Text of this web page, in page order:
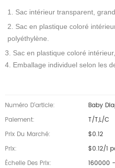
1. Sac intérieur transparent,
2. Sac en plastique coloré
polyéthylène.
3. Sac en plastique coloré
4. Emballage individuel selon les
Numéro D'article:
Baby
Paiement:
T/T,L/C
Prix Du Marché:
$0.12
Prix:
$0.12/1
Échelle Des Prix:
160000